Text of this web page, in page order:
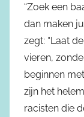
“Zoek een
dan maken
zegt: “Laat
vieren,
beginnen
zijn het
racisten die